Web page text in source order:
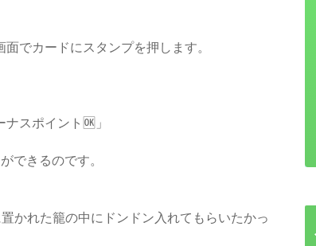
でカードにスタンプを押します。
スポイント🆗」
できるのです。
かれた籠の中にドンドン入れてもらいたかっ